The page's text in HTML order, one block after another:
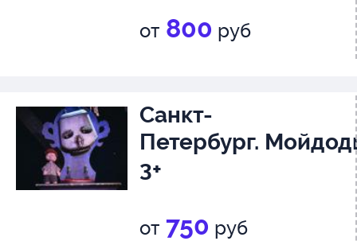
от 800 руб
Санкт-
Петербург.
3+
от 750 руб